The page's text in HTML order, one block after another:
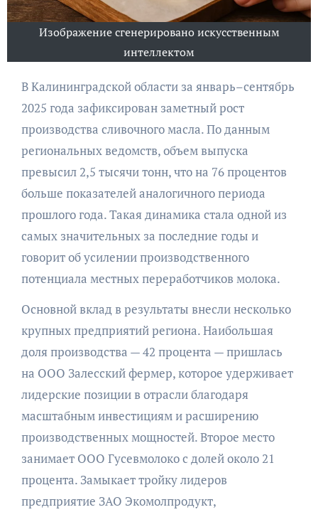
Изображение сгенерировано искусственным
интеллектом
В Калининградской области за январь–сентябрь
2025 года зафиксирован заметный рост
производства сливочного масла. По данным
региональных ведомств, объем выпуска
превысил 2,5 тысячи тонн, что на 76 процентов
больше показателей аналогичного периода
прошлого года. Такая динамика стала одной из
самых значительных за последние годы и
говорит об усилении производственного
потенциала местных переработчиков молока.
Основной вклад в результаты внесли несколько
крупных предприятий региона. Наибольшая
доля производства — 42 процента — пришлась
на ООО Залесский фермер, которое удерживает
лидерские позиции в отрасли благодаря
масштабным инвестициям и расширению
производственных мощностей. Второе место
занимает ООО Гусевмолоко с долей около 21
процента. Замыкает тройку лидеров
предприятие ЗАО Экомолпродукт,